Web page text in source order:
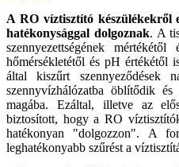
A RO víztisztító készülékekről
hatékonysággal dolgoznak. A
szennyezettségének
hőmérsékletétől és pH értékétől
által kiszűrt szennyeződések
szennyvízhálózatba öblítődik
magába. Ezáltal, illetve az
biztosított, hogy a RO
hatékonyan "dolgozzon". A
leghatékonyabb szűrést a